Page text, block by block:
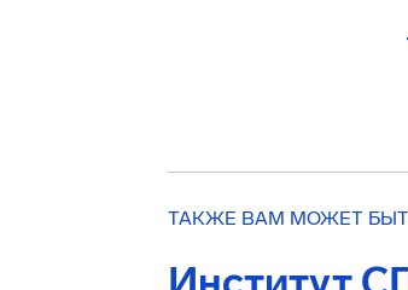
ТАКЖЕ ВАМ МОЖЕТ